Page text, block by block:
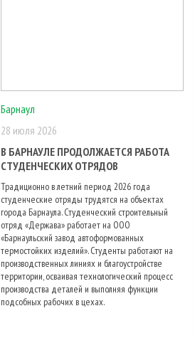
Барнаул
28 июля 2026
В БАРНАУЛЕ ПРОДОЛЖАЕТСЯ РАБОТА
СТУДЕНЧЕСКИХ ОТРЯДОВ
Традиционно в летний период 2026 года
студенческие отряды трудятся на объектах
города Барнаула. Студенческий строительный
отряд «Держава» работает на ООО
«Барнаульский завод автоформованных
термостойких изделий». Студенты работают на
производственных линиях и благоустройстве
территории, осваивая технологический процесс
производства деталей и выполняя функции
подсобных рабочих в цехах.